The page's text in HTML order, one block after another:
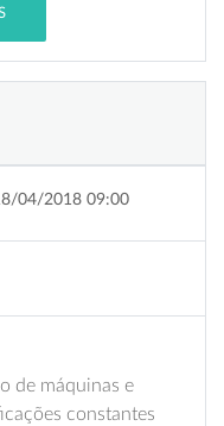
04/2018 09:00
de máquinas e
constantes